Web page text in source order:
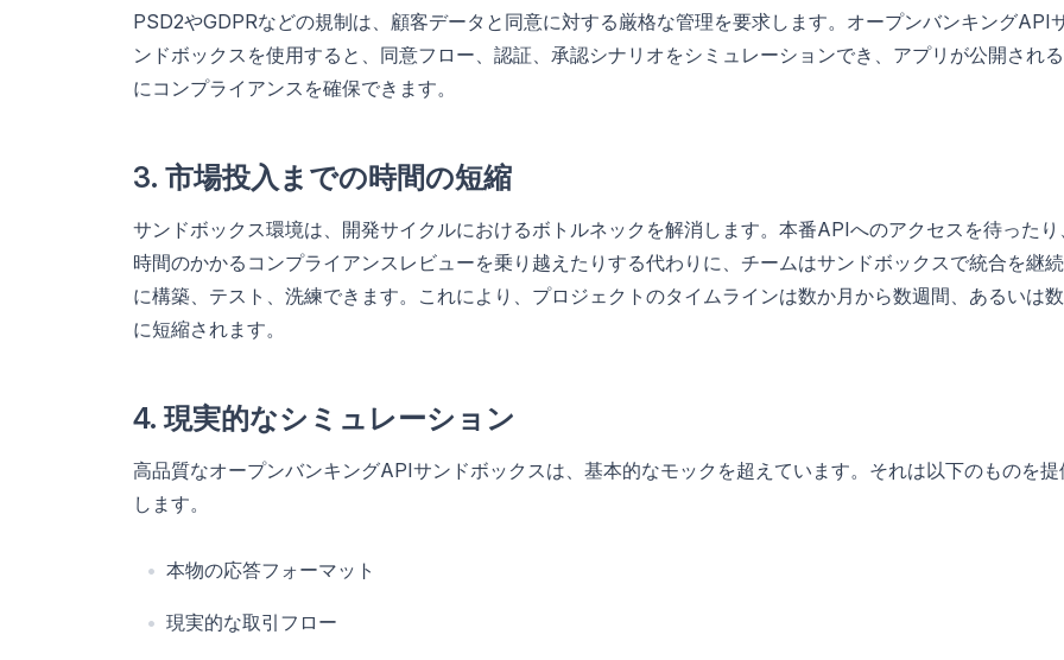
PSD2やGDPRなどの規制は、顧客データと同意に対する厳格な管理を要求します。オープンバンキングAPI
ンドボックスを使用すると、同意フロー、認証、承認シナリオをシミュレーションでき、アプリが公開され
にコンプライアンスを確保できます。
3. 市場投入までの時間の短縮
サンドボックス環境は、開発サイクルにおけるボトルネックを解消します。本番APIへのアクセスを待ったり
時間のかかるコンプライアンスレビューを乗り越えたりする代わりに、チームはサンドボックスで統合を継
に構築、テスト、洗練できます。これにより、プロジェクトのタイムラインは数か月から数週間、あるいは
に短縮されます。
4. 現実的なシミュレーション
高品質なオープンバンキングAPIサンドボックスは、基本的なモックを超えています。それは以下のものを提
します。
本物の応答フォーマット
現実的な取引フロー